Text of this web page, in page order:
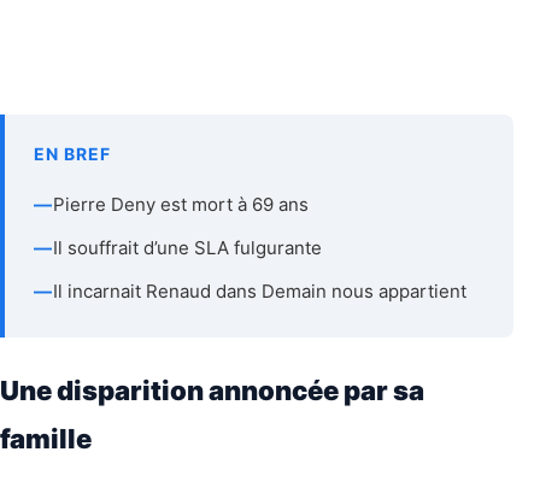
EN BREF
—Pierre Deny est mort à 69 ans
—Il souffrait d’une SLA fulgurante
—Il incarnait Renaud dans Demain nous appartient
Une disparition annoncée par sa
famille